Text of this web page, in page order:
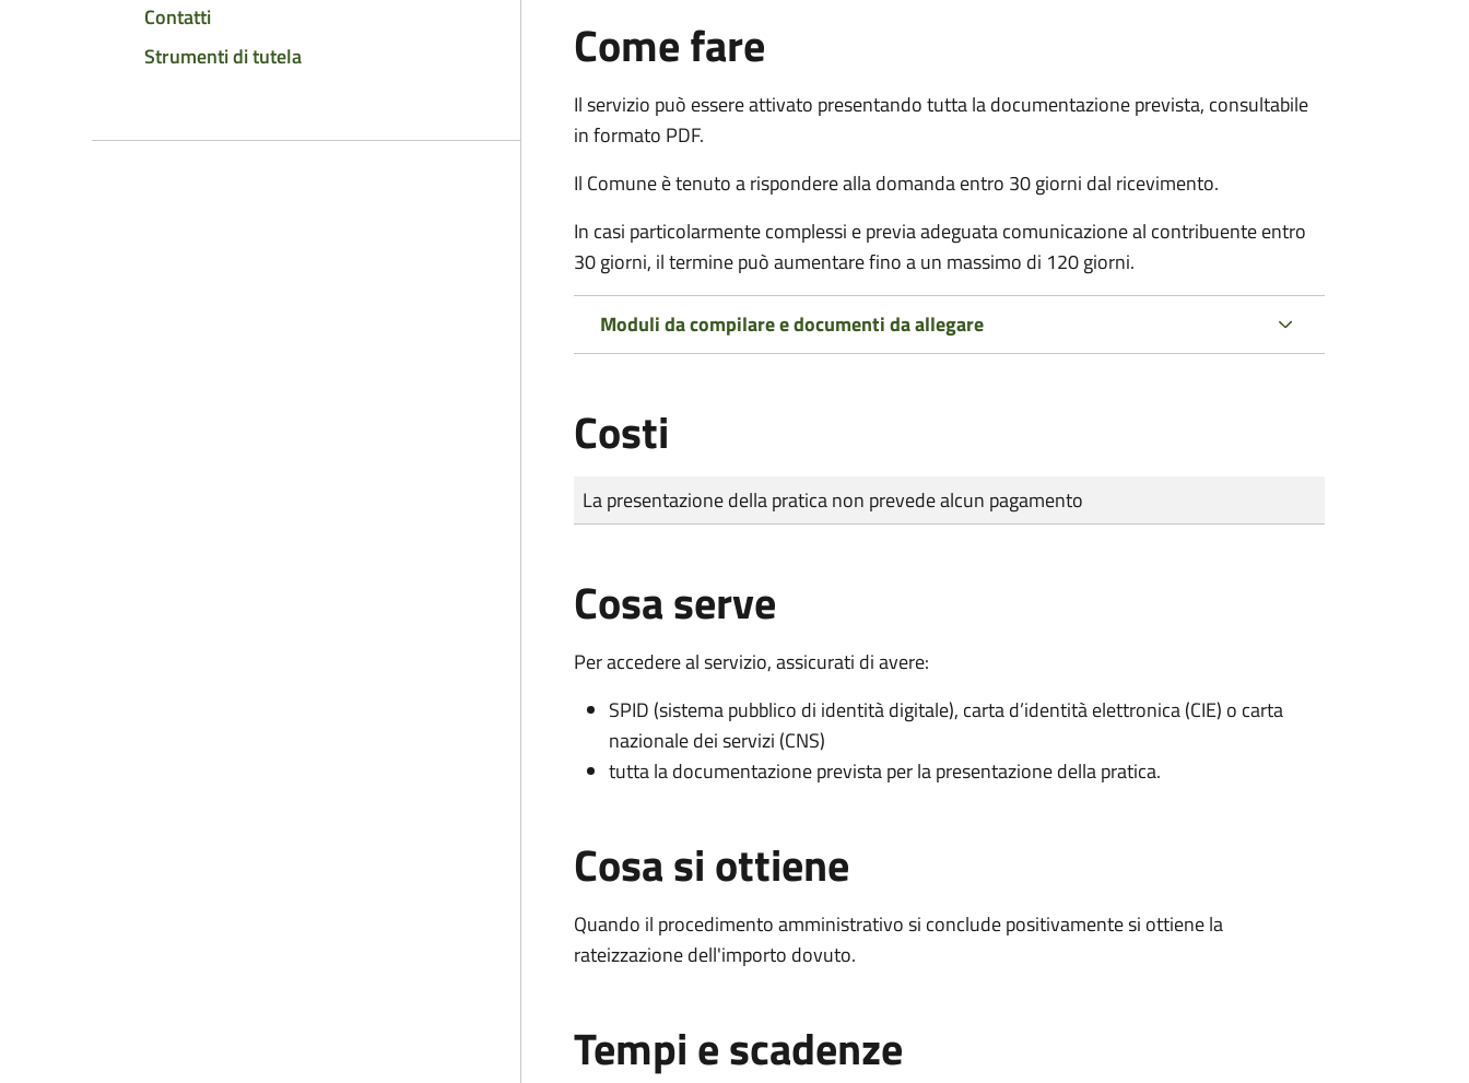
Contatti
Strumenti di tutela
Come fare
Il servizio può essere attivato presentando tutta la documentazione prevista, consultabile
in formato PDF.
Il Comune è tenuto a rispondere alla domanda entro 30 giorni dal ricevimento.
In casi particolarmente complessi e previa adeguata comunicazione al contribuente entro
30 giorni, il termine può aumentare fino a un massimo di 120 giorni.
Moduli da compilare e documenti da allegare
Costi
Tipo di pagamento
Importo
La presentazione della pratica non prevede alcun pagamento
Cosa serve
Per accedere al servizio, assicurati di avere:
SPID (sistema pubblico di identità digitale), carta d’identità elettronica (CIE) o carta
nazionale dei servizi (CNS)
tutta la documentazione prevista per la presentazione della pratica.
Cosa si ottiene
Quando il procedimento amministrativo si conclude positivamente si ottiene la
rateizzazione dell'importo dovuto.
Tempi e scadenze